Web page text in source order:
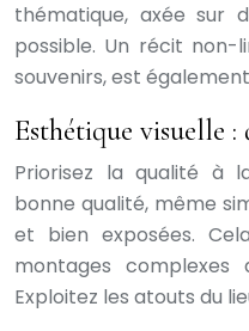
thématique, axée sur
possible. Un récit
souvenirs, est
Esthétique visuelle
Priorisez la qualité à
bonne qualité, même
et bien exposées.
montages complexes
Exploitez les atouts du